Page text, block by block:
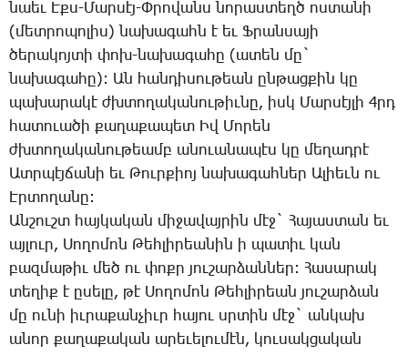
նաեւ Էքս-­Մար­սէյ-Փ­րո­վանս նո­րաս­տեղծ ոս­տա­նի
(մետ­րո­պո­լիս) նա­խա­գահն է եւ Ֆ­րան­սա­յի
ծե­րա­կոյ­տի փոխ-նա­խա­գա­հը (ա­տեն մը`
նա­խա­գա­հը): Ան հան­դի­սու­թեան ըն­թաց­քին կը
պա­խա­րա­կէ ժխտո­ղա­կա­նու­թիւ­նը, իսկ ­Մար­սէյ­լի 4րդ
­հա­տո­ւա­ծի քա­ղա­քա­պետ Իվ ­Մո­րեն
ժխտո­ղա­կա­նու­թեամբ ա­նո­ւա­նա­պէս կը մե­ղադ­րէ
Ատր­պէյ­ճա­նի եւ ­Թուր­քիոյ նա­խա­գահ­ներ Ա­լիեւն ու
Էր­տո­ղա­նը:
Ան­շուշտ հայ­կա­կան մի­ջա­վայ­րին մէջ` ­Հա­յաս­տան եւ
այ­լուր, ­Սո­ղո­մոն ­Թեհ­լի­րեա­նին ի պա­տիւ կան
բազ­մա­թիւ մեծ ու փոքր յու­շար­ձան­ներ: ­Հա­սա­րակ
տե­ղիք է ը­սե­լը, թէ ­Սո­ղո­մոն ­Թեհ­լի­րեան յու­շար­ձան
մը ու­նի իւ­րա­քան­չիւր հա­յու սրտին մէջ` ան­կախ
ա­նոր քա­ղա­քա­կան ա­րե­ւե­լու­մէն, կու­սակ­ցա­կան